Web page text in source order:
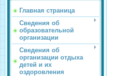
Главная страница
Сведения об
образовательной
организации
Сведения об
организации отдыха
детей и их
оздоровления